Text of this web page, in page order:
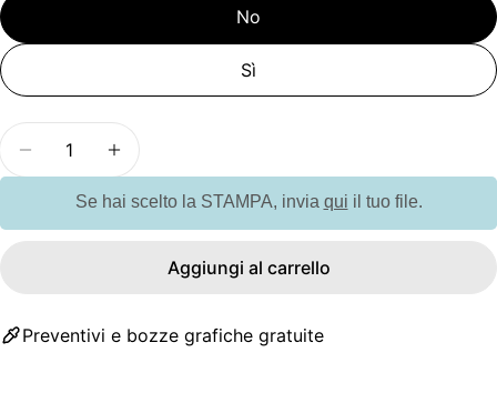
No
Sì
Diminuisci la quantità per GO9057 Set multi
Aumenta la quantità per GO9057 Set
Se hai scelto la STAMPA, invia qui il tuo file.
Aggiungi al carrello
Preventivi e bozze grafiche gratuite